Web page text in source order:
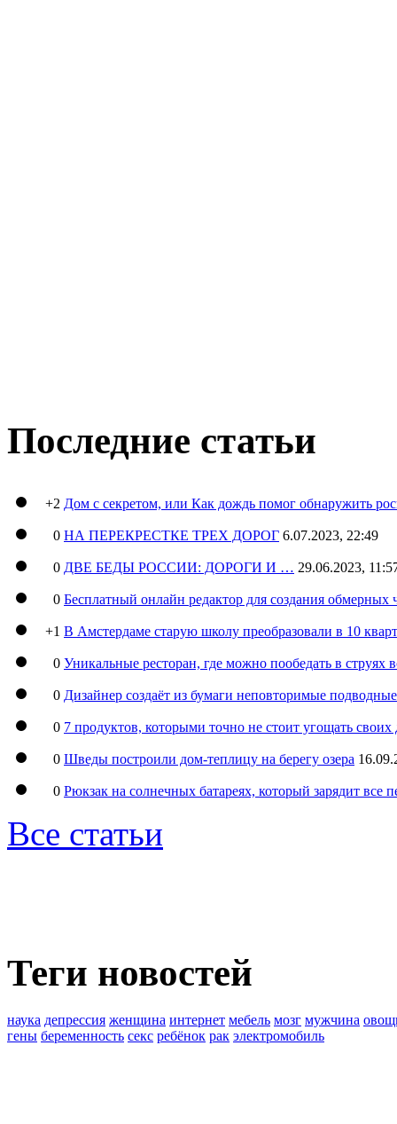
Последние статьи
+2 Дом с секретом, или Как дождь помог обнаружить
0 НА ПЕРЕКРЕСТКЕ ТРЕХ ДОРОГ 6.07.2023, 22:49
0 ДВЕ БЕДЫ РОССИИ: ДОРОГИ И … 29.06.2023,
0 Бесплатный онлайн редактор для создания обмерных
+1 В Амстердаме старую школу преобразовали в 10
0 Уникальные ресторан, где можно пообедать в струях
0 Дизайнер создаёт из бумаги неповторимые
0 7 продуктов, которыми точно не стоит угощать
0 Шведы построили дом-теплицу на берегу озера
0 Рюкзак на солнечных батареях, который зарядит все
Все статьи
Теги новостей
наука депрессия женщина интернет мебель мозг мужчина
гены беременность секс ребёнок рак электромобиль